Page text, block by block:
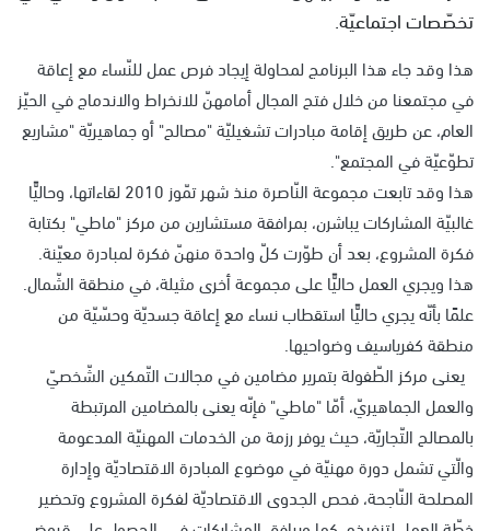
تخصّصات اجتماعيّة.
هذا وقد جاء هذا البرنامج لمحاولة إيجاد فرص عمل للنّساء مع إعاقة
في مجتمعنا من خلال فتح المجال أمامهنّ للانخراط والاندماج في الحيّز
العام، عن طريق إقامة مبادرات تشغيليّة "مصالح" أو جماهيريّة "مشاريع
تطوّعيّة في المجتمع".
هذا وقد تابعت مجموعة النّاصرة منذ شهر تمّوز 2010 لقاءاتها، وحاليًّا
غالبيّة المشاركات يباشرن، بمرافقة مستشارين من مركز "ماطي" بكتابة
فكرة المشروع، بعد أن طوّرت كلّ واحدة منهنّ فكرة لمبادرة معيّنة.
هذا ويجري العمل حاليًّا على مجموعة أخرى مثيلة، في منطقة الشّمال.
علمًا بأنّه يجري حاليًّا استقطاب نساء مع إعاقة جسديّة وحسّيّة من
منطقة كفرياسيف وضواحيها.
يعنى مركز الطّفولة بتمرير مضامين في مجالات التّمكين الشّخصيّ
والعمل الجماهيريّ، أمّا "ماطي" فإنّه يعنى بالمضامين المرتبطة
بالمصالح التّجاريّة، حيث يوفر رزمة من الخدمات المهنيّة المدعومة
والّتي تشمل دورة مهنيّة في موضوع المبادرة الاقتصاديّة وإدارة
المصلحة النّاجحة، فحص الجدوى الاقتصاديّة لفكرة المشروع وتحضير